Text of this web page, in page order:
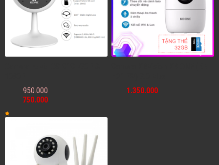
950.000
750.000
1.350.000